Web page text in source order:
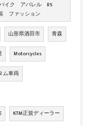
バイク アパレル RS
ファッション
山形県酒田市 青森
Motorcycles
ム車両
KTM正規ディーラー